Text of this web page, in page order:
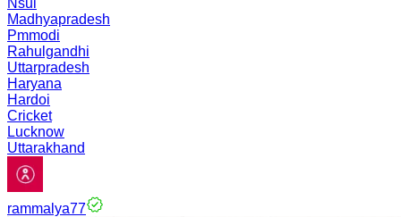
Nsui
Madhyapradesh
Pmmodi
Rahulgandhi
Uttarpradesh
Haryana
Hardoi
Cricket
Lucknow
Uttarakhand
rammalya77